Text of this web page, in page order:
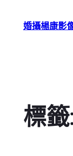
婚攝楊康影
標籤: